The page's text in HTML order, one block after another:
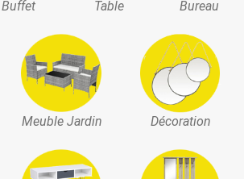
Buffet Table Bureau
Meuble Jardin Décoration